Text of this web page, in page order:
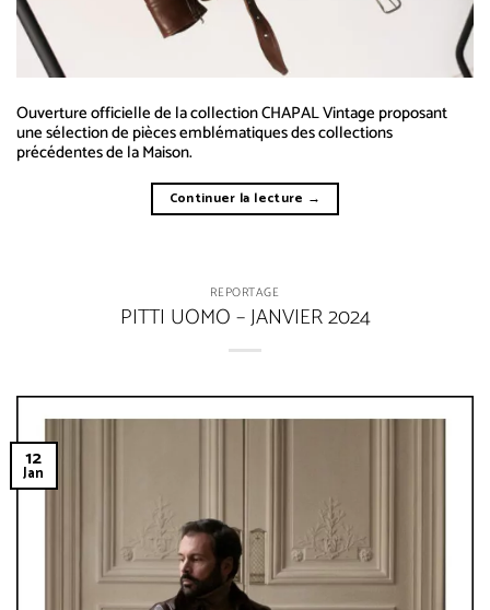
Ouverture officielle de la collection CHAPAL Vintage proposant
une sélection de pièces emblématiques des collections
précédentes de la Maison.
Continuer la lecture →
REPORTAGE
PITTI UOMO – JANVIER 2024
12
Jan